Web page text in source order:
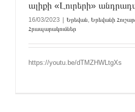
ալիքի «Լուրերի»
16/03/2023 Երեվան, Երեվանի
Հրապարակումներ
https://youtu.be/dTMZHWLtgXs